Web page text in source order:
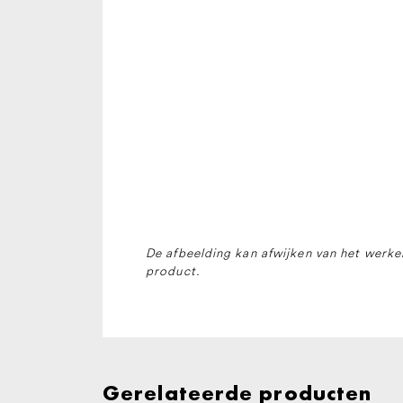
De afbeelding kan afwijken van het
product.
Gerelateerde producten